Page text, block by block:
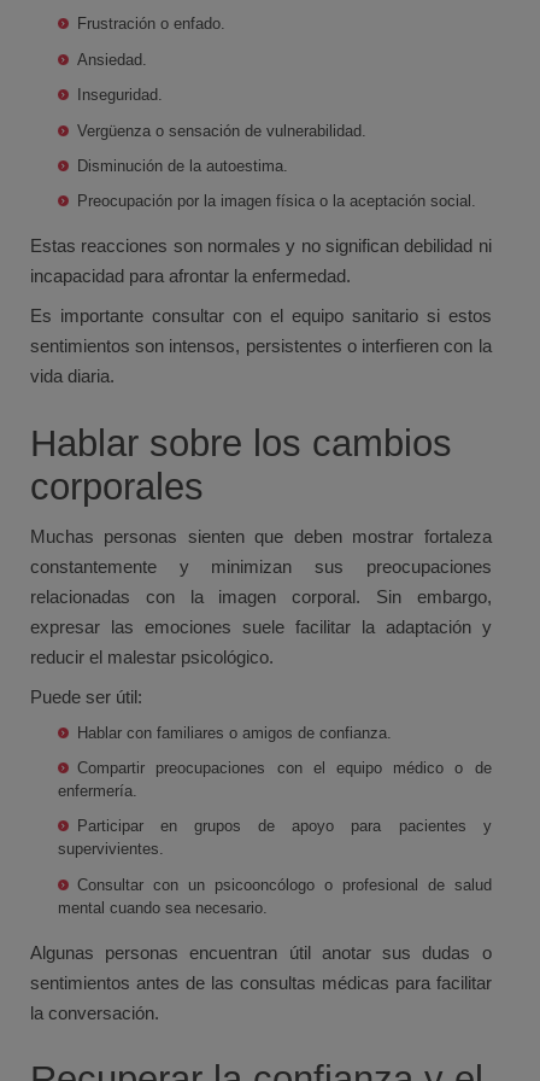
Frustración o enfado.
Ansiedad.
Inseguridad.
Vergüenza o sensación de vulnerabilidad.
Disminución de la autoestima.
Preocupación por la imagen física o la aceptación social.
Estas reacciones son normales y no significan debilidad ni
incapacidad para afrontar la enfermedad.
Es importante consultar con el equipo sanitario si estos
sentimientos son intensos, persistentes o interfieren con la
vida diaria.
Hablar sobre los cambios
corporales
Muchas personas sienten que deben mostrar fortaleza
constantemente y minimizan sus preocupaciones
relacionadas con la imagen corporal. Sin embargo,
expresar las emociones suele facilitar la adaptación y
reducir el malestar psicológico.
Puede ser útil:
Hablar con familiares o amigos de confianza.
Compartir preocupaciones con el equipo médico o de
enfermería.
Participar en grupos de apoyo para pacientes y
supervivientes.
Consultar con un psicooncólogo o profesional de salud
mental cuando sea necesario.
Algunas personas encuentran útil anotar sus dudas o
sentimientos antes de las consultas médicas para facilitar
la conversación.